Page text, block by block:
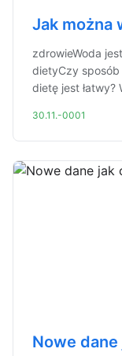
Jak można
zdrowieWoda
dietyCzy
dietę jest łatwy?
30.11.-0001
Nowe